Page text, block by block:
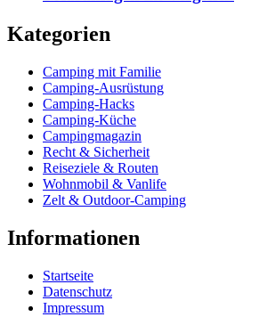
Kategorien
Camping mit Familie
Camping-Ausrüstung
Camping-Hacks
Camping-Küche
Campingmagazin
Recht & Sicherheit
Reiseziele & Routen
Wohnmobil & Vanlife
Zelt & Outdoor-Camping
Informationen
Startseite
Datenschutz
Impressum